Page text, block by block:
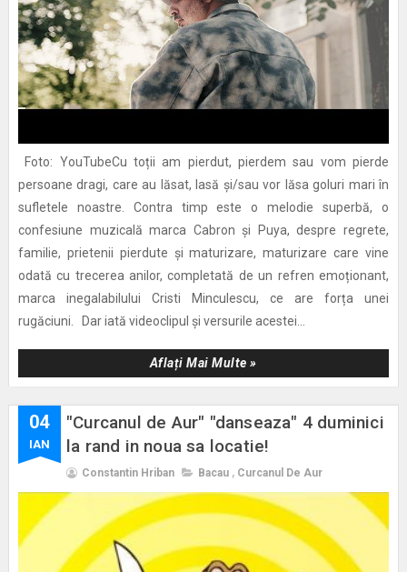
Foto: YouTubeCu toții am pierdut, pierdem sau vom pierde
persoane dragi, care au lăsat, lasă și/sau vor lăsa goluri mari în
sufletele noastre. Contra timp este o melodie superbă, o
confesiune muzicală marca Cabron și Puya, despre regrete,
familie, prietenii pierdute și maturizare, maturizare care vine
odată cu trecerea anilor, completată de un refren emoționant,
marca inegalabilului Cristi Minculescu, ce are forța unei
rugăciuni. Dar iată videoclipul și versurile acestei...
Aflați Mai Multe »
04
IAN
"Curcanul de Aur" "danseaza" 4 duminici
la rand in noua sa locatie!
Constantin Hriban Bacau , Curcanul De Aur